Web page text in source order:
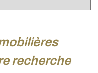
recherche